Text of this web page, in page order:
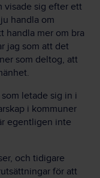
visade sig efter ett
handla om
handla mer om bra
jag som att det
som deltog, att
letade sig in i
i kommuner
egentligen inte
och tidigare
för att